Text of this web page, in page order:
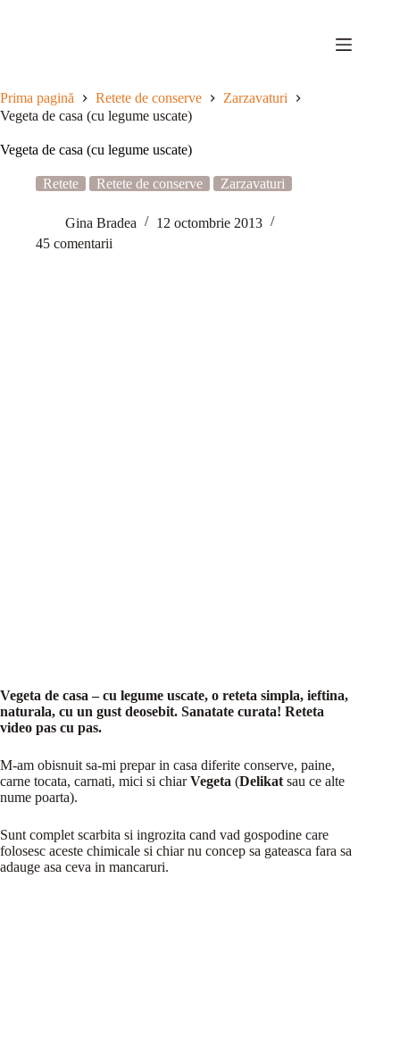
Prima pagină Retete de conserve
Zarzavaturi
Vegeta de casa (cu legume uscate)
Vegeta de casa (cu legume uscate)
Retete Retete de conserve Zarzavaturi
Gina Bradea
12 octombrie 2013
45 comentarii
Vegeta de casa – cu legume uscate, o reteta simpla, ieftina,
naturala, cu un gust deosebit. Sanatate curata! Reteta
video pas cu pas.
M-am obisnuit sa-mi prepar in casa diferite conserve, paine,
carne tocata, carnati, mici si chiarVegeta (Delikat sau ce alte
nume poarta).
Sunt complet scarbita si ingrozita cand vad gospodine care
folosesc aceste chimicale si chiar nu concep sa gateasca fara sa
adauge asa ceva in mancaruri.